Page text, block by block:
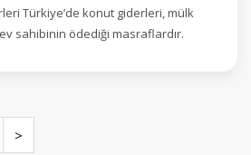
Türkiye’de konut giderleri, mülk
sahibinin ödediği masraflardır.
>